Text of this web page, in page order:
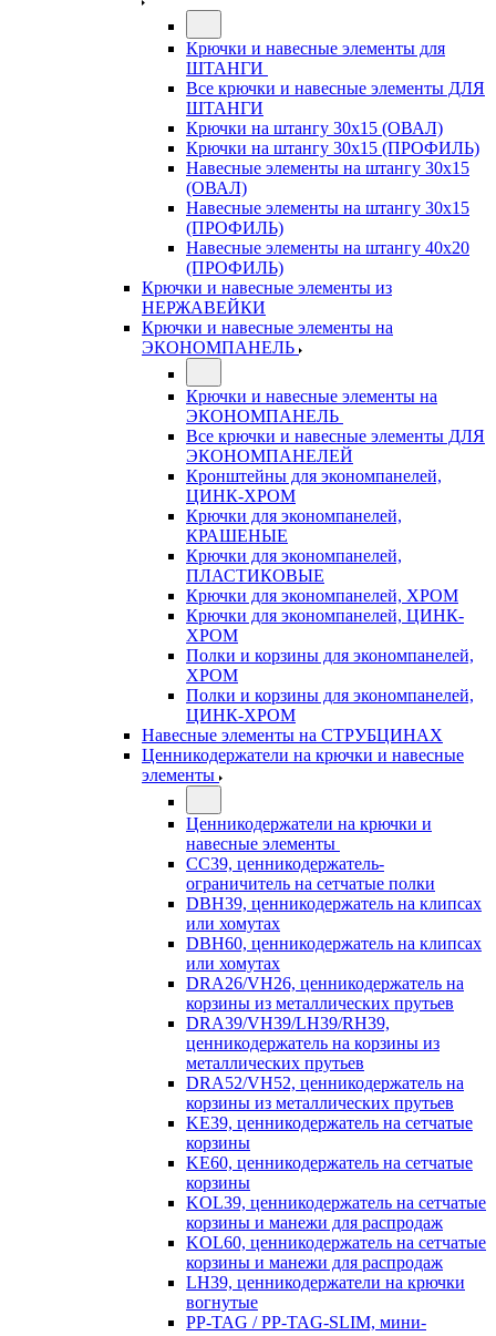
Крючки и навесные элементы для
ШТАНГИ
Все крючки и навесные элементы ДЛЯ
ШТАНГИ
Крючки на штангу 30х15 (ОВАЛ)
Крючки на штангу 30х15 (ПРОФИЛЬ)
Навесные элементы на штангу 30х15
(ОВАЛ)
Навесные элементы на штангу 30х15
(ПРОФИЛЬ)
Навесные элементы на штангу 40х20
(ПРОФИЛЬ)
Крючки и навесные элементы из
НЕРЖАВЕЙКИ
Крючки и навесные элементы на
ЭКОНОМПАНЕЛЬ
Крючки и навесные элементы на
ЭКОНОМПАНЕЛЬ
Все крючки и навесные элементы ДЛЯ
ЭКОНОМПАНЕЛЕЙ
Кронштейны для экономпанелей,
ЦИНК-ХРОМ
Крючки для экономпанелей,
КРАШЕНЫЕ
Крючки для экономпанелей,
ПЛАСТИКОВЫЕ
Крючки для экономпанелей, ХРОМ
Крючки для экономпанелей, ЦИНК-
ХРОМ
Полки и корзины для экономпанелей,
ХРОМ
Полки и корзины для экономпанелей,
ЦИНК-ХРОМ
Навесные элементы на СТРУБЦИНАХ
Ценникодержатели на крючки и навесные
элементы
Ценникодержатели на крючки и
навесные элементы
CC39, ценникодержатель-
ограничитель на сетчатые полки
DBH39, ценникодержатель на клипсах
или хомутах
DBH60, ценникодержатель на клипсах
или хомутах
DRA26/VH26, ценникодержатель на
корзины из металлических прутьев
DRA39/VH39/LH39/RH39,
ценникодержатель на корзины из
металлических прутьев
DRA52/VH52, ценникодержатель на
корзины из металлических прутьев
KE39, ценникодержатель на сетчатые
корзины
KE60, ценникодержатель на сетчатые
корзины
KOL39, ценникодержатель на сетчатые
корзины и манежи для распродаж
KOL60, ценникодержатель на сетчатые
корзины и манежи для распродаж
LH39, ценникодержатели на крючки
вогнутые
PP-TAG / PP-TAG-SLIM, мини-